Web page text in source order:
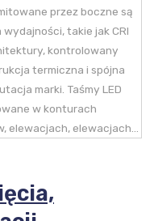
przez boczne są
takie jak CRI
kontrolowany
termiczna i spójna
marki. Taśmy LED
w konturach
elewacjach...